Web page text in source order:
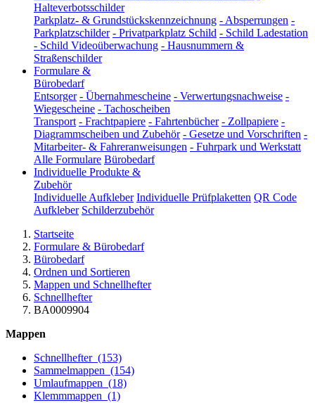
Halteverbotsschilder
Parkplatz- & Grundstückskennzeichnung - Absperrungen -
Parkplatzschilder - Privatparkplatz Schild - Schild Ladestation
- Schild Videoüberwachung - Hausnummern &
Straßenschilder
Formulare &
Bürobedarf
Entsorger - Übernahmescheine - Verwertungsnachweise -
Wiegescheine - Tachoscheiben
Transport - Frachtpapiere - Fahrtenbücher - Zollpapiere -
Diagrammscheiben und Zubehör - Gesetze und Vorschriften -
Mitarbeiter- & Fahreranweisungen - Fuhrpark und Werkstatt
Alle Formulare Bürobedarf
Individuelle Produkte &
Zubehör
Individuelle Aufkleber Individuelle Prüfplaketten QR Code
Aufkleber Schilderzubehör
Startseite
Formulare & Bürobedarf
Bürobedarf
Ordnen und Sortieren
Mappen und Schnellhefter
Schnellhefter
BA0009904
Mappen
Schnellhefter (153)
Sammelmappen (154)
Umlaufmappen (18)
Klemmmappen (1)